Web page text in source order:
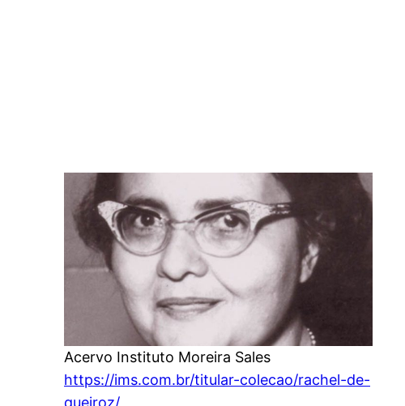
Acervo Instituto Moreira Sales
https://ims.com.br/titular-colecao/rachel-de-
queiroz/